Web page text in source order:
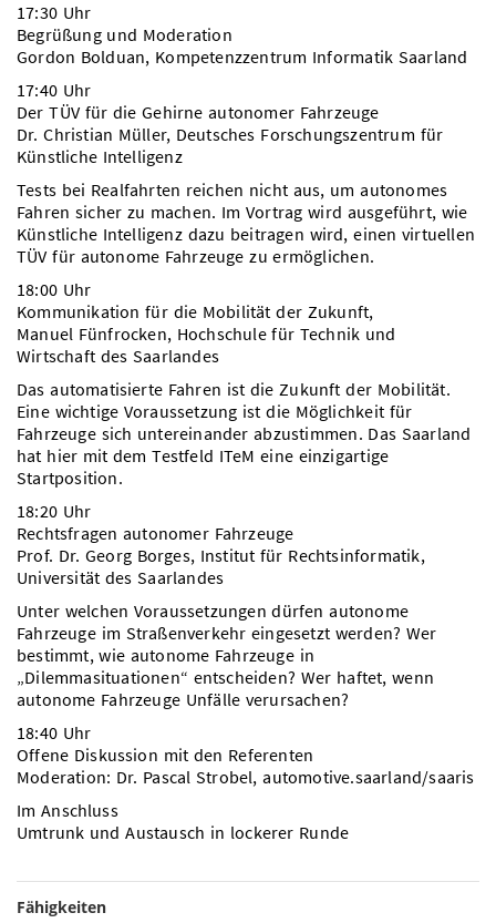
17:30 Uhr
Begrüßung und Moderation
Gordon Bolduan, Kompetenzzentrum Informatik Saarland
17:40 Uhr
Der TÜV für die Gehirne autonomer Fahrzeuge
Dr. Christian Müller, Deutsches Forschungszentrum für
Künstliche Intelligenz
Tests bei Realfahrten reichen nicht aus, um autonomes
Fahren sicher zu machen. Im Vortrag wird ausgeführt, wie
Künstliche Intelligenz dazu beitragen wird, einen virtuellen
TÜV für autonome Fahrzeuge zu ermöglichen.
18:00 Uhr
Kommunikation für die Mobilität der Zukunft,
Manuel Fünfrocken, Hochschule für Technik und
Wirtschaft des Saarlandes
Das automatisierte Fahren ist die Zukunft der Mobilität.
Eine wichtige Voraussetzung ist die Möglichkeit für
Fahrzeuge sich untereinander abzustimmen. Das Saarland
hat hier mit dem Testfeld ITeM eine einzigartige
Startposition.
18:20 Uhr
Rechtsfragen autonomer Fahrzeuge
Prof. Dr. Georg Borges, Institut für Rechtsinformatik,
Universität des Saarlandes
Unter welchen Voraussetzungen dürfen autonome
Fahrzeuge im Straßenverkehr eingesetzt werden? Wer
bestimmt, wie autonome Fahrzeuge in
„Dilemmasituationen“ entscheiden? Wer haftet, wenn
autonome Fahrzeuge Unfälle verursachen?
18:40 Uhr
Offene Diskussion mit den Referenten
Moderation: Dr. Pascal Strobel, automotive.saarland/saaris
Im Anschluss
Umtrunk und Austausch in lockerer Runde
Fähigkeiten